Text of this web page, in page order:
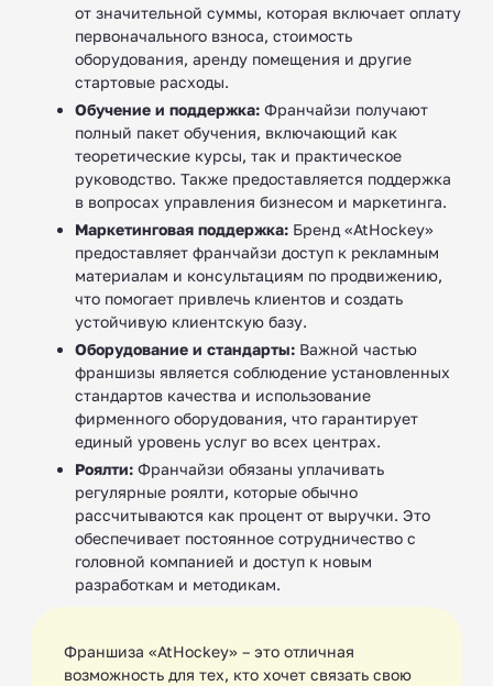
от значительной суммы, которая включает оплату
первоначального взноса, стоимость
оборудования, аренду помещения и другие
стартовые расходы.
Обучение и поддержка: Франчайзи получают
полный пакет обучения, включающий как
теоретические курсы, так и практическое
руководство. Также предоставляется поддержка
в вопросах управления бизнесом и маркетинга.
Маркетинговая поддержка: Бренд «AtHockey»
предоставляет франчайзи доступ к рекламным
материалам и консультациям по продвижению,
что помогает привлечь клиентов и создать
устойчивую клиентскую базу.
Оборудование и стандарты: Важной частью
франшизы является соблюдение установленных
стандартов качества и использование
фирменного оборудования, что гарантирует
единый уровень услуг во всех центрах.
Роялти: Франчайзи обязаны уплачивать
регулярные роялти, которые обычно
рассчитываются как процент от выручки. Это
обеспечивает постоянное сотрудничество с
головной компанией и доступ к новым
разработкам и методикам.
Франшиза «AtHockey» – это отличная
возможность для тех, кто хочет связать свою